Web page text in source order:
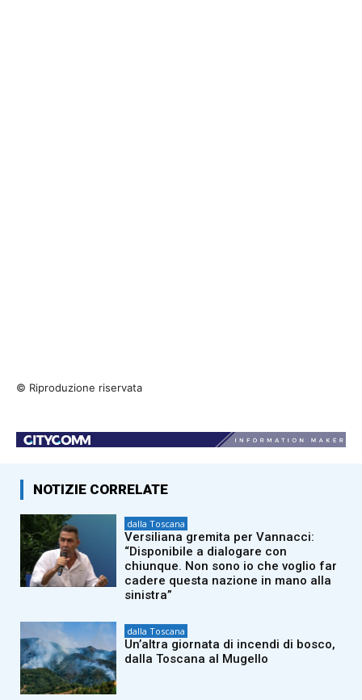
© Riproduzione riservata
NOTIZIE CORRELATE
dalla Toscana
Versiliana gremita per Vannacci:
“Disponibile a dialogare con
chiunque. Non sono io che voglio far
cadere questa nazione in mano alla
sinistra”
dalla Toscana
Un’altra giornata di incendi di bosco,
dalla Toscana al Mugello